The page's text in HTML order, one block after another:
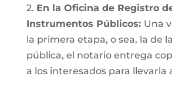
2. En la Oficina de Registro
Instrumentos Públicos: Una
la primera etapa, o sea, la de
pública, el notario entrega
a los interesados para llevarla